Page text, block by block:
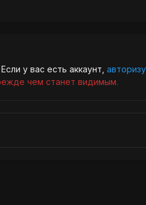
у вас есть аккаунт,
чем станет видимым.